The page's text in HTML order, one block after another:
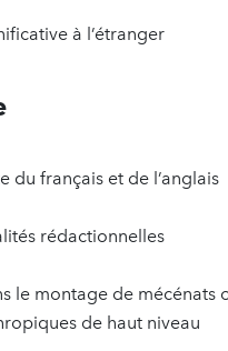
à l’étranger
du français et de l’anglais
rédactionnelles
le montage de mécénats
de haut niveau